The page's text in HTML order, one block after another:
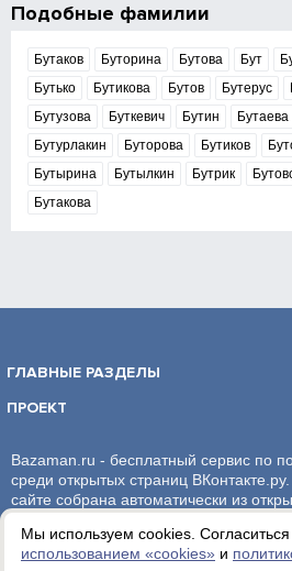
Мы используем cookies. Согласиться
использованием «сookies» и
Подобные фамилии
Бутаков Буторина Бутова Бут
Бутько
Бутикова Бутов Бутерус
Бутузова
Буткевич Бутин Бутаева
Бутурлакин
Буторова Бутиков
Бутырина
Бутылкин Бутрик
Бутакова
ГЛАВНЫЕ РАЗДЕЛЫ
ПРОЕКТ
Bazaman.ru - бесплатный сервис по
среди открытых страниц
сайте собрана автоматически из
администрация сайта ответственности